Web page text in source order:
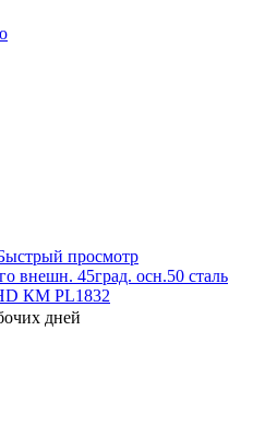
просмотр
внешн. 45град. осн.50 сталь
КМ PL1832
дней